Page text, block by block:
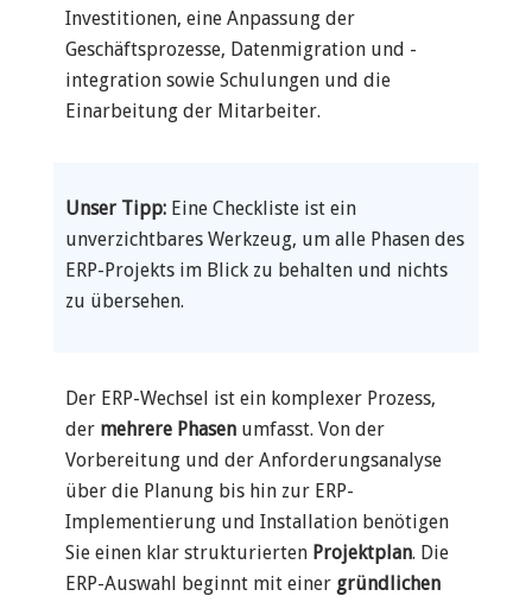
Investitionen, eine Anpassung der
Geschäftsprozesse, Datenmigration und -
integration sowie Schulungen und die
Einarbeitung der Mitarbeiter.
Unser Tipp: Eine Checkliste ist ein
unverzichtbares Werkzeug, um alle Phasen des
ERP-Projekts im Blick zu behalten und nichts
zu übersehen.
Der ERP-Wechsel ist ein komplexer Prozess,
der mehrere Phasen umfasst. Von der
Vorbereitung und der Anforderungsanalyse
über die Planung bis hin zur ERP-
Implementierung und Installation benötigen
Sie einen klar strukturierten Projektplan. Die
ERP-Auswahl beginnt mit einer gründlichen